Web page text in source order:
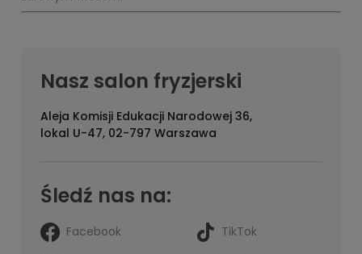
Nasz salon fryzjerski
Aleja Komisji Edukacji Narodowej 36,
lokal U-47, 02-797 Warszawa
Śledź nas na:
Facebook
TikTok